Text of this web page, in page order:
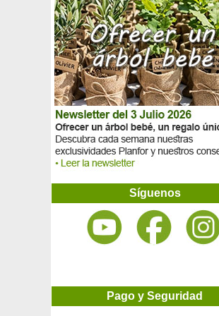
Poinciana
Poinsetia amarilla, Flor de Pascua amarilla
Poinsetia blanca, Flor de Pascua blanca
Poinsetia roja, Flor de Pascua
Poinsetia rosa, Flor de Pascua rosa
Polizonte
Pomelo
Potentilla Amarilla
Potentilla Blanca
Potentilla 'Danny Boy'
Potentilla Naranja
Potentilla Rosa
Retama negra
Retema negra 'Boskoop Ruby'
Retema negra 'Burkwoodii'
Retema negra 'La Coquette'
Roble albar
Roble americano
Síguenos
Pago y Seguridad